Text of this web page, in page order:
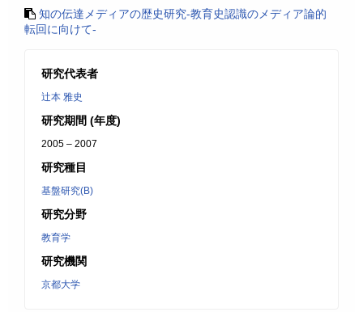
知の伝達メディアの歴史研究-教育史認識のメディア論的
転回に向けて-
研究代表者
辻本 雅史
研究期間 (年度)
2005 – 2007
研究種目
基盤研究(B)
研究分野
教育学
研究機関
京都大学